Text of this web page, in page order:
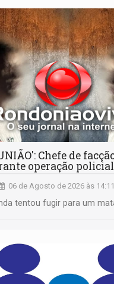
Chefe de
operação policial
06 de Agosto de 2026 às 14:11
tentou fugir para um